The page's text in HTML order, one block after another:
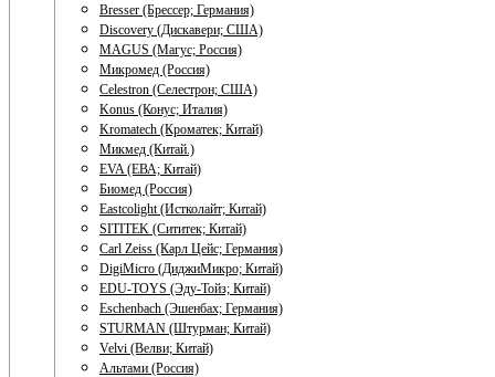
Bresser (Брессер; Германия)
Discovery (Дискавери; США)
MAGUS (Магус; Россия)
Микромед (Россия)
Celestron (Селестрон; США)
Konus (Конус; Италия)
Kromatech (Кроматек; Китай)
Микмед (Китай.)
EVA (ЕВА; Китай)
Биомед (Россия)
Eastcolight (Истколайт; Китай)
SITITEK (Сититек; Китай)
Carl Zeiss (Карл Цейс; Германия)
DigiMicro (ДиджиМикро; Китай)
EDU-TOYS (Эду-Тойз; Китай)
Eschenbach (Эшенбах; Германия)
STURMAN (Штурман; Китай)
Velvi (Велви; Китай)
Альтами (Россия)